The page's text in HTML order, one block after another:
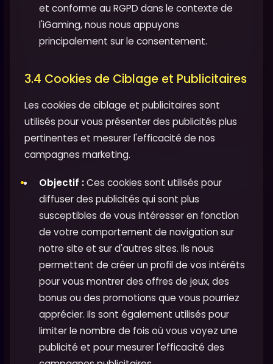
et conforme au RGPD dans le contexte de
l'iGaming, nous nous appuyons
principalement sur le consentement.
3.4 Cookies de Ciblage et Publicitaires
Les cookies de ciblage et publicitaires sont
utilisés pour vous présenter des publicités plus
pertinentes et mesurer l'efficacité de nos
campagnes marketing.
Objectif :Ces cookies sont utilisés pour
diffuser des publicités qui sont plus
susceptibles de vous intéresser en fonction
de votre comportement de navigation sur
notre site et sur d'autres sites. Ils nous
permettent de créer un profil de vos intérêts
pour vous montrer des offres de jeux, des
bonus ou des promotions que vous pourriez
apprécier. Ils sont également utilisés pour
limiter le nombre de fois où vous voyez une
publicité et pour mesurer l'efficacité des